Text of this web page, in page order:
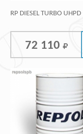
RP DIESEL TURBO
72 110